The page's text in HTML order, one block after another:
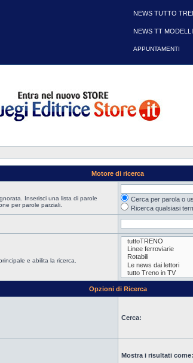
Motore di ricerca
Inserisci una lista di parole
per parole parziali.
Cerca per parola o
Ricerca qualsiasi
e abilita la ricerca.
Opzioni di Ricerca
Cerca:
Mostra i risultati come:
NEWS TUTTO
NEWS TT
APPUNTAMENTI